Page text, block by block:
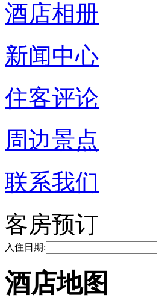
酒店相册
新闻中心
住客评论
周边景点
联系我们
客房预订
入住日期:
酒店地图